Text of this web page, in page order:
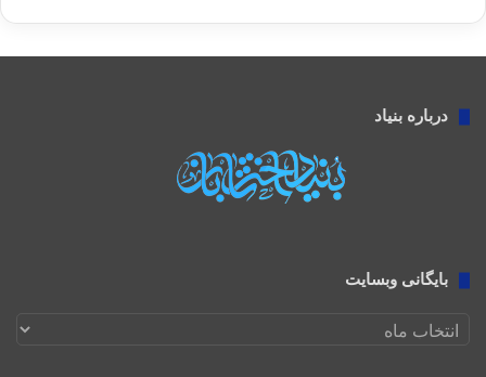
درباره بنیاد
بایگانی وبسایت
بایگانی